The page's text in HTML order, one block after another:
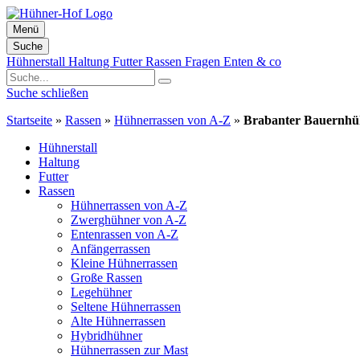
Menü
Suche
Zum
Inhalt
springen
Hühnerstall Haltung FutterRassen Fragen Enten & co
Suche schließen
Startseite » Rassen » Hühnerrassen von A-Z » Brabanter
Hühnerstall
Haltung
Futter
Rassen
Hühnerrassen von A-Z
Zwerghühner von A-Z
Entenrassen von A-Z
Anfängerrassen
Kleine Hühnerrassen
Große Rassen
Legehühner
Seltene Hühnerrassen
Alte Hühnerrassen
Hybridhühner
Hühnerrassen zur Mast